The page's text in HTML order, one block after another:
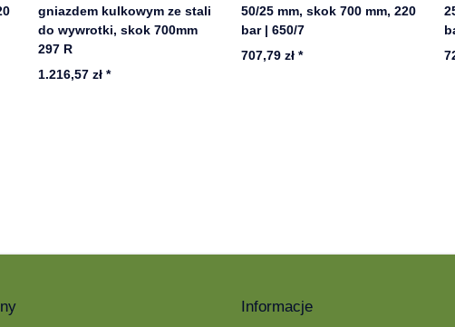
gniazdem kulkowym ze stali
do wywrotki, skok 700mm
297 R
1.216,57 zł*
50/25 mm, skok 700 mm, 220
bar | 650/7
707,79 zł*
Informacje